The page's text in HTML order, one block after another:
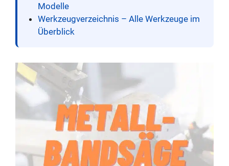
Modelle
Werkzeugverzeichnis – Alle Werkzeuge im
Überblick